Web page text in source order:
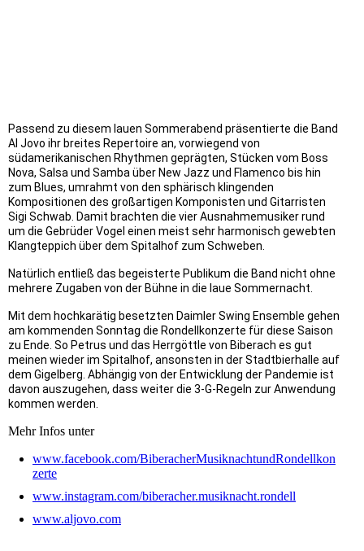
Passend zu diesem lauen Sommerabend präsentierte die Band
Al Jovo ihr breites Repertoire an, vorwiegend von
südamerikanischen Rhythmen geprägten, Stücken vom Boss
Nova, Salsa und Samba über New Jazz und Flamenco bis hin
zum Blues, umrahmt von den sphärisch klingenden
Kompositionen des großartigen Komponisten und Gitarristen
Sigi Schwab. Damit brachten die vier Ausnahmemusiker rund
um die Gebrüder Vogel einen meist sehr harmonisch gewebten
Klangteppich über dem Spitalhof zum Schweben.
Natürlich entließ das begeisterte Publikum die Band nicht ohne
mehrere Zugaben von der Bühne in die laue Sommernacht.
Mit dem hochkarätig besetzten Daimler Swing Ensemble gehen
am kommenden Sonntag die Rondellkonzerte für diese Saison
zu Ende. So Petrus und das Herrgöttle von Biberach es gut
meinen wieder im Spitalhof, ansonsten in der Stadtbierhalle auf
dem Gigelberg. Abhängig von der Entwicklung der Pandemie ist
davon auszugehen, dass weiter die 3-G-Regeln zur Anwendung
kommen werden.
Mehr Infos unter
www.facebook.com/BiberacherMusiknachtundRondellkon
zerte
www.instagram.com/biberacher.musiknacht.rondell
www.aljovo.com